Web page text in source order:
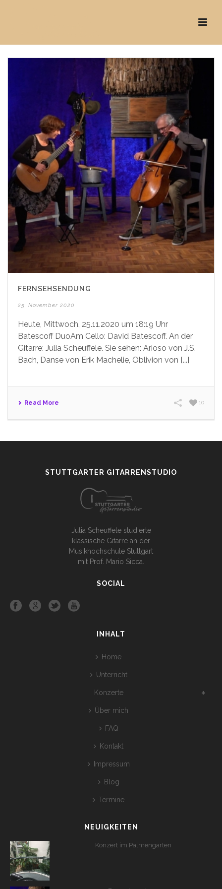
FERNSEHSENDUNG
25. November 2020
Heute, Mittwoch, 25.11.2020 um 18:19 Uhr
Batescoff DuoAm Cello: David Batescoff. An der
Gitarre: Julia Scheuffele. Sie sehen: Arioso von J.S.
Bach, Danse von Erik Machelie, Oblivion von [...]
Read More 10
STUTTGARTER GITARRENSTUDIO
Julia Scheuffele studierte
klassische Gitarre an der
Musikhochschule Stuttgart
mit Prof. Mario Sicca.
SOCIAL
INHALT
Home
Unterricht
Konzerte
Über mich
FAQ
Kontakt
Impressum
Blog
Termine
NEUIGKEITEN
Konzert im Palmengarten